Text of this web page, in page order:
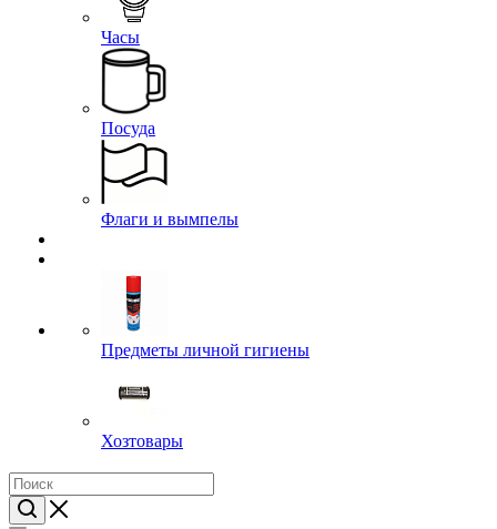
Часы
Посуда
Флаги и вымпелы
Предметы личной гигиены
Хозтовары